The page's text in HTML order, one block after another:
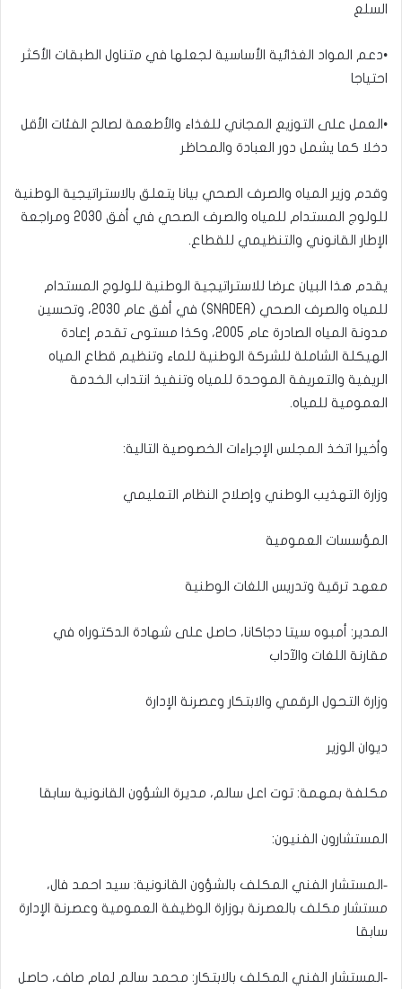
السلع
•دعم المواد الغذائية الأساسية لجعلها في متناول الطبقات الأكثر
احتياجا
•العمل على التوزيع المجاني للغذاء والأطعمة لصالح الفئات الأقل
دخلا كما يشمل دور العبادة والمحاظر
وقدم وزير المياه والصرف الصحي بيانا يتعلق بالاستراتيجية الوطنية
للولوج المستدام للمياه والصرف الصحي في أفق 2030 ومراجعة
الإطار القانوني والتنظيمي للقطاع.
يقدم هذا البيان عرضا للاستراتيجية الوطنية للولوج المستدام
للمياه والصرف الصحي (SNADEA) في أفق عام 2030، وتحسين
مدونة المياه الصادرة عام 2005، وكذا مستوى تقدم إعادة
الهيكلة الشاملة للشركة الوطنية للماء وتنظيم قطاع المياه
الريفية والتعريفة الموحدة للمياه وتنفيذ انتداب الخدمة
العمومية للمياه.
وأخيرا اتخذ المجلس الإجراءات الخصوصية التالية:
وزارة التهذيب الوطني وإصلاح النظام التعليمي
المؤسسات العمومية
معهد ترقية وتدريس اللغات الوطنية
المدير: أمبوه سيتا دجاكانا، حاصل على شهادة الدكتوراه في
مقارنة اللغات والآداب
وزارة التحول الرقمي والابتكار وعصرنة الإدارة
ديوان الوزير
مكلفة بمهمة: توت اعل سالم، مديرة الشؤون القانونية سابقا
المستشارون الفنيون:
‐المستشار الفني المكلف بالشؤون القانونية: سيد احمد فال،
مستشار مكلف بالعصرنة بوزارة الوظيفة العمومية وعصرنة الإدارة
سابقا
‐المستشار الفني المكلف بالابتكار: محمد سالم لمام صاف، حاصل